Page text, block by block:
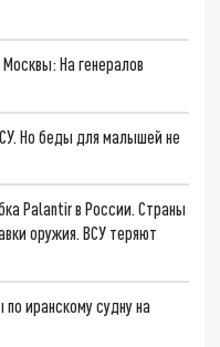
На генералов
Но беды для малышей не
Palantir в России. Страны
оружия. ВСУ теряют
иранскому судну на